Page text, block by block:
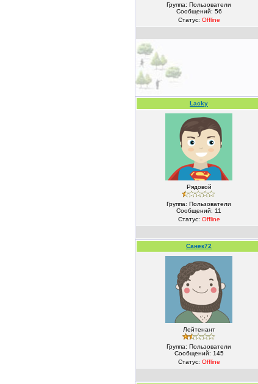
Группа: Пользователи
Сообщений: 56
Статус: Offline
Lacky
Рядовой
Группа: Пользователи
Сообщений: 11
Статус: Offline
Санек72
Лейтенант
Группа: Пользователи
Сообщений: 145
Статус: Offline